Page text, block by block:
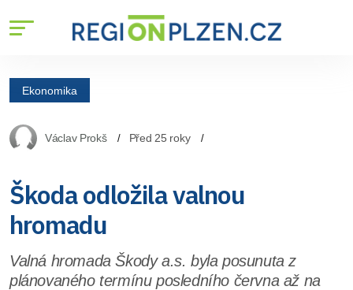
Ekonomika
Václav Prokš Před 25 roky
Škoda odložila valnou
hromadu
Valná hromada Škody a.s. byla posunuta z
plánovaného termínu posledního června až na